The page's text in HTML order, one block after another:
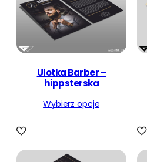
Ulotka Barber –
hippsterska
Wybierz opcje